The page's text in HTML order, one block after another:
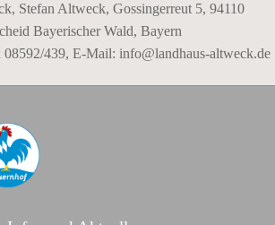
Stefan Altweck, Gossingerreut 5, 94110
Bayerischer Wald, Bayern
08592/439, E-Mail: info@landhaus-altweck.de